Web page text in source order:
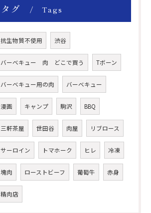
タグ Tags
抗生物質不使用 渋谷
バーベキュー 肉 どこで買う Tボーン
バーベキュー用の肉 バーベキュー
漫画 キャンプ 駒沢 BBQ
三軒茶屋 世田谷 肉屋 リブロース
サーロイン トマホーク ヒレ 冷凍
塊肉 ローストビーフ 葡萄牛 赤身
精肉店